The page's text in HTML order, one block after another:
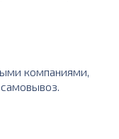
компаниями,